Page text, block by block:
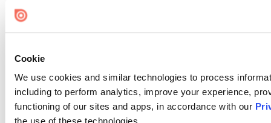
Cookie
We use cookies and similar technologies to process
including to perform analytics, improve your experience,
functioning of our sites and apps, in accordance with our
the use of these technologies.